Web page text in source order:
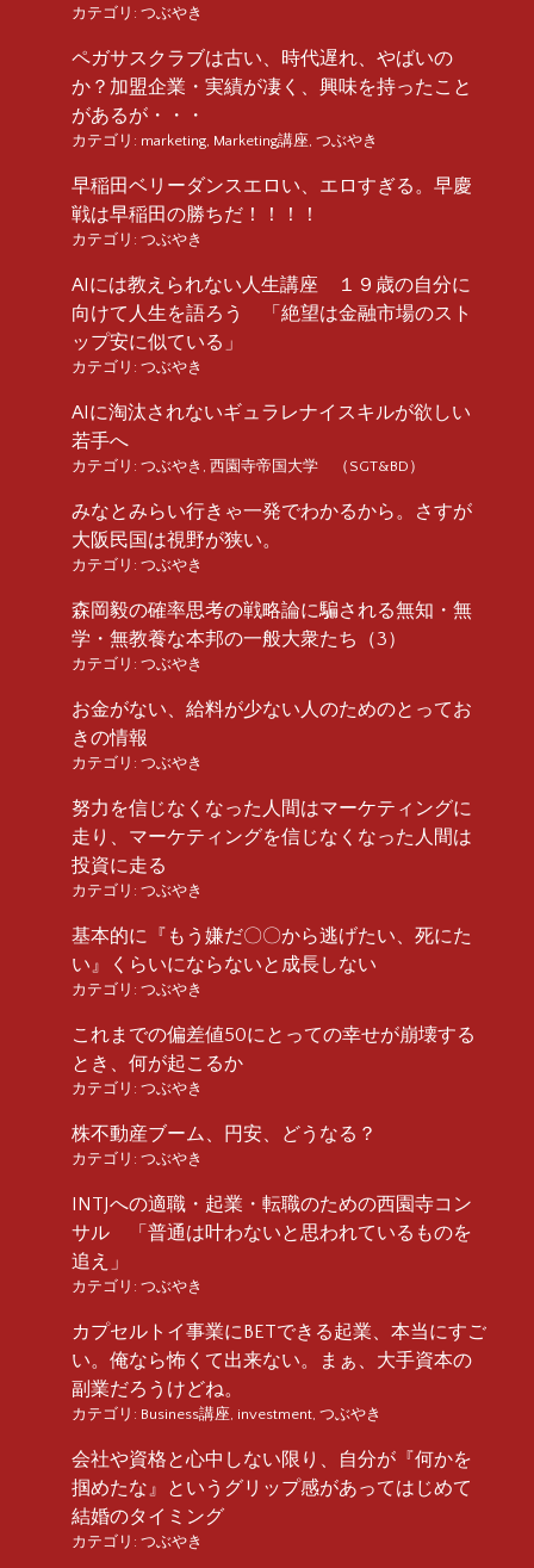
カテゴリ: つぶやき
ペガサスクラブは古い、時代遅れ、やばいの
か？加盟企業・実績が凄く、興味を持ったこと
があるが・・・
カテゴリ: marketing Marketing講座 つぶやき
早稲田ベリーダンスエロい、エロすぎる。早慶
戦は早稲田の勝ちだ！！！！
カテゴリ: つぶやき
AIには教えられない人生講座 １９歳の自分に
向けて人生を語ろう 「絶望は金融市場のスト
ップ安に似ている」
カテゴリ: つぶやき
AIに淘汰されないギュラレナイスキルが欲しい
若手へ
カテゴリ: つぶやき 西園寺帝国大学 （SGT&BD）
みなとみらい行きゃ一発でわかるから。さすが
大阪民国は視野が狭い。
カテゴリ: つぶやき
森岡毅の確率思考の戦略論に騙される無知・無
学・無教養な本邦の一般大衆たち（3）
カテゴリ: つぶやき
お金がない、給料が少ない人のためのとってお
きの情報
カテゴリ: つぶやき
努力を信じなくなった人間はマーケティングに
走り、マーケティングを信じなくなった人間は
投資に走る
カテゴリ: つぶやき
基本的に『もう嫌だ〇〇から逃げたい、死にた
い』くらいにならないと成長しない
カテゴリ: つぶやき
これまでの偏差値50にとっての幸せが崩壊する
とき、何が起こるか
カテゴリ: つぶやき
株不動産ブーム、円安、どうなる？
カテゴリ: つぶやき
INTJへの適職・起業・転職のための西園寺コン
サル 「普通は叶わないと思われているものを
追え」
カテゴリ: つぶやき
カプセルトイ事業にBETできる起業、本当にすご
い。俺なら怖くて出来ない。まぁ、大手資本の
副業だろうけどね。
カテゴリ: Business講座 investment つぶやき
会社や資格と心中しない限り、自分が『何かを
掴めたな』というグリップ感があってはじめて
結婚のタイミング
カテゴリ: つぶやき